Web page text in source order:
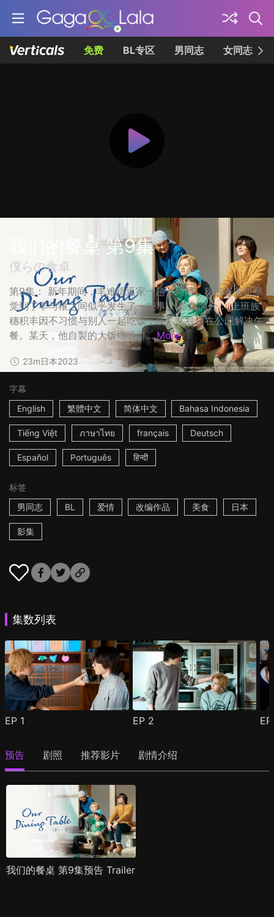
免费 BL专区 男同志 女同志
我们的餐桌 第9集
僕らの食卓
第9集： 新年期间，丰难得返家一趟；同时，穰的爸爸也察
觉到了丰与穰之间似乎发生了一些事。 影集简介： 上班族
穗积丰因不习惯与别人一起吃饭，便常常独自在公园解决午
餐。某天，他自製的大饭糰吸引... More
23m日本2023
字幕
English
繁體中文 简体中文 Bahasa Indonesia
Tiếng Việt ภาษาไทย français Deutsch
Español Português हिन्दी
标签
男同志
BL 爱情 改编作品 美食 日本
影集
集数列表
EP 1 EP 2
预告 剧照 推荐影片 剧情介绍
我们的餐桌 第9集预告 Trailer